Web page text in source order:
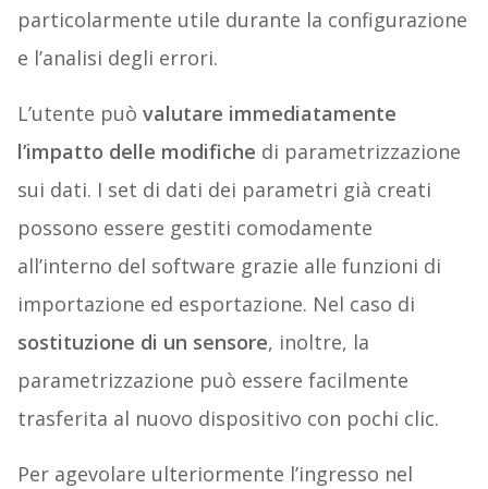
particolarmente utile durante la configurazione
e l’analisi degli errori.
L’utente può valutare immediatamente
l’impatto delle modifiche di parametrizzazione
sui dati. I set di dati dei parametri già creati
possono essere gestiti comodamente
all’interno del software grazie alle funzioni di
importazione ed esportazione. Nel caso di
sostituzione di un sensore, inoltre, la
parametrizzazione può essere facilmente
trasferita al nuovo dispositivo con pochi clic.
Per agevolare ulteriormente l’ingresso nel